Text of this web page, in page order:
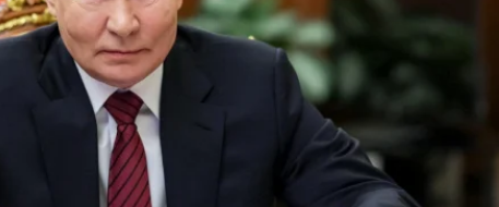
] Ministros de la Unión Europea acuerdan reforzar fronteras, retornos y
alerta temprana tras la crisis en Ceuta
INTERNACIONAL
]
Precio del cobre alcanzó un nuevo máximo histórico
NACIONAL
]
Sueldos millonarios en el Gobierno: 46 funcionarios de
ganan igual o más que el presidente Kast
DEPORTES